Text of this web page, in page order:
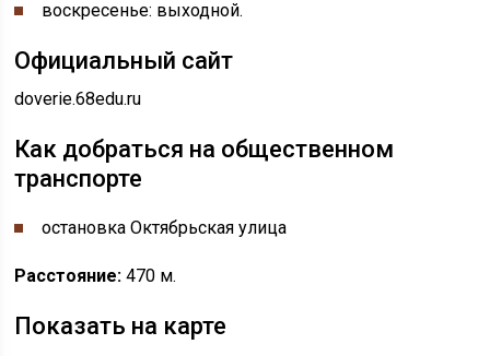
воскресенье: выходной.
Официальный сайт
doverie.68edu.ru
Как добраться на общественном
транспорте
остановка Октябрьская улица
Расстояние: 470 м.
Показать на карте